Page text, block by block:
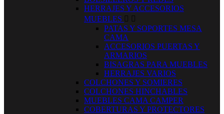
HERRAJES Y ACCESORIOS
MUEBLES  
PATAS Y SOPORTES MESA
CAMA
ACCESORIOS PUERTAS Y
ARMARIOS
BISAGRAS PARA MUEBLES
HERRAJES VARIOS
COLCHONES Y SOMIERES
COLCHONES HINCHABLES
MUEBLES CAMA CAMPER
COBERTURAS Y PROTECTORES